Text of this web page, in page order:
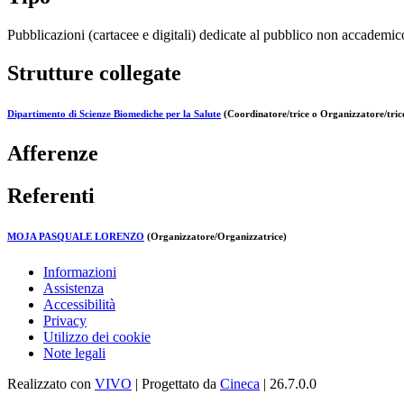
Pubblicazioni (cartacee e digitali) dedicate al pubblico non
Strutture collegate
Dipartimento di Scienze Biomediche per la Salute (Coordinatore/trice o Organizzatore/
Afferenze
Referenti
MOJA PASQUALE LORENZO (Organizzatore/Organizzatrice)
Informazioni
Assistenza
Accessibilità
Privacy
Utilizzo dei cookie
Note legali
Realizzato con VIVO | Progettato da Cineca | 26.7.0.0